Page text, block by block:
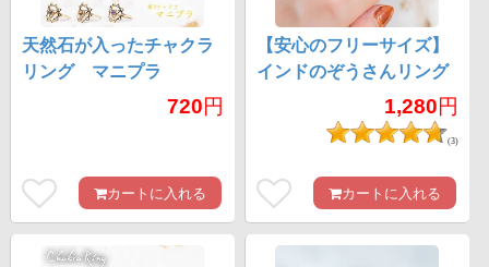
天然石が入ったチャクラ
リング マニプラ
720円
カートに入れる
【安心のフリーサイズ】
インドのぞうさんリング
1,280円
(3)
カートに入れる